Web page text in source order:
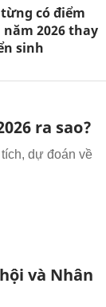
có điểm
năm 2026 thay
sinh
ra sao?
dự đoán về
và Nhân